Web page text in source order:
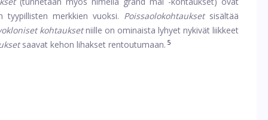
merkkien vuoksi. Poissaolokohtauksetsisältää
kohtauksetniille on ominaista lyhyet nykivät liikkeet
saavat kehon lihakset rentoutumaan. 5